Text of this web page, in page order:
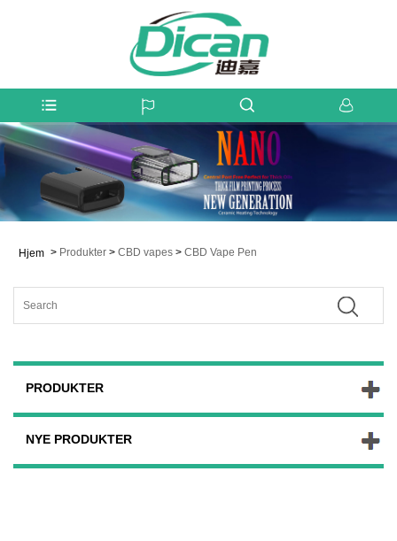
Hjem > Produkter > CBD vapes > CBD Vape Pen
PRODUKTER
NYE PRODUKTER